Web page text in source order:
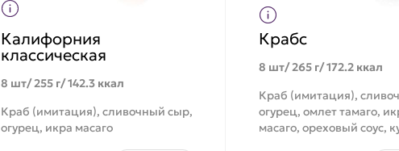
Калифорния
классическая
8 шт/ 255 г/ 142.3 ккал
Краб (имитация), сливочный сыр,
огурец, икра масаго
Крабс
8 шт/ 265 г/ 172.2 ккал
Краб (имитация),
огурец, омлет тамаго,
масаго, ореховый соус,